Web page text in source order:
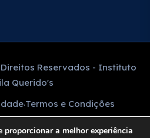
Reservados - Instituto
Querido's
Termos e Condições
a melhor experiência